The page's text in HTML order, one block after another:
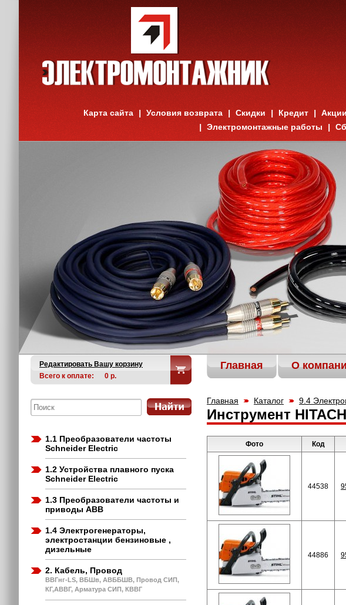
Карта сайта Условия возврата Скидки Кредит Акции
Электромонтажные работы
Редактировать Вашу корзину
Всего к оплате:
0 р.
1.1 Преобразователи частоты
Schneider Electric
1.2 Устройства плавного пуска
Schneider Electric
1.3 Преобразователи частоты и
приводы ABB
1.4 Электрогенераторы,
электростанции бензиновые ,
дизельные
2. Кабель, Провод
ВВГнг-LS, ВБШв, АВББШВ, Провод СИП,
КГ,АВВГ, Арматура СИП, КВВГ
Главная О
Главная Каталог 9.4
Инструмент
Фото Код
44538
44886